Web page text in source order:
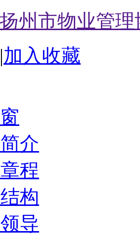
扬州市物业管理
|加入收藏
介
程
构
导